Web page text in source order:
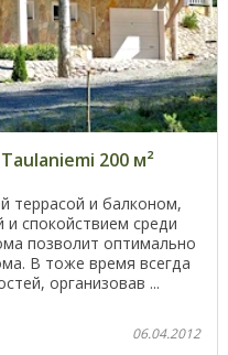
200 м²
и балконом,
спокойствием среди
позволит оптимально
В тоже время всегда
организовав ...
06.04.2012